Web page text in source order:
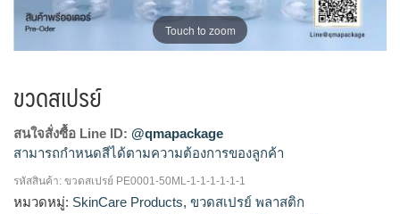
Touch to zoom
ขวดสเปรย์
สนใจสั่งซื้อ Line ID: @qmapackage
สามารถกำหนดสีได้ตามความต้องการของลูกค้า
โรงงานผลิตขวดสเปรย์,รับผลิตขวดสเปรย์,ขายส่งขวดสเปรย์,จำ
รหัสสินค้า: ขวดสเปรย์ PE0001-50ML-1-1-1-1-1-1
หมวดหมู่: SkinCare Products, ขวดสเปรย์ พลาสติก